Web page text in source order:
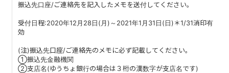
振込先口座/ご連絡先を記入したメモを送付してください。
受付日程:2020年12月28日(月)～2021年1月31日(日)＊1/31消印有
効
(注)振込先口座/ご連絡先のメモに必ず記載してください。
①振込先金融機関
②支店名(ゆうちょ銀行の場合は３桁の漢数字が支店名です)